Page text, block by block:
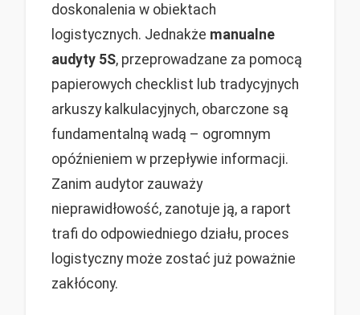
doskonalenia w obiektach
logistycznych. Jednakże manualne
audyty 5S, przeprowadzane za pomocą
papierowych checklist lub tradycyjnych
arkuszy kalkulacyjnych, obarczone są
fundamentalną wadą – ogromnym
opóźnieniem w przepływie informacji.
Zanim audytor zauważy
nieprawidłowość, zanotuje ją, a raport
trafi do odpowiedniego działu, proces
logistyczny może zostać już poważnie
zakłócony.